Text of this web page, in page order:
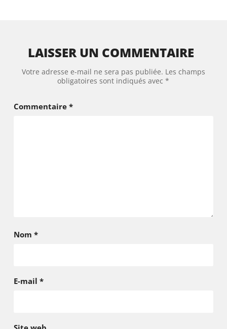
LAISSER UN COMMENTAIRE
Votre adresse e-mail ne sera pas publiée. Les champs
obligatoires sont indiqués avec*
Commentaire *
Nom *
E-mail *